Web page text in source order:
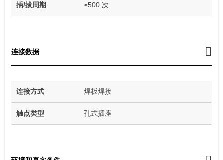
插/拔周期 ≥500 次
连接数据
连接方式 焊板焊接
触点类型 孔式插座